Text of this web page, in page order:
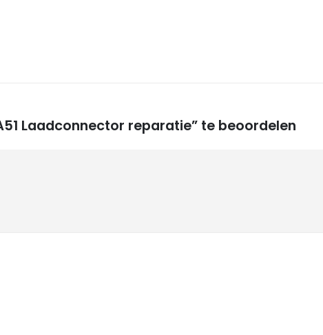
Laadconnector reparatie” te beoordelen